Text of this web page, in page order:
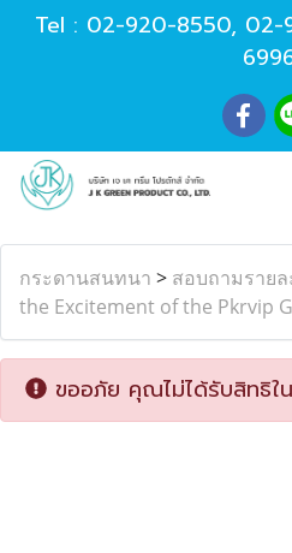
Tel : 02-920-8550, 02-
กระดานสนทนา > สอบถามรายล
the Excitement of the Pkrvip
ขออภัย คุณไม่ได้รับสิทธิใ